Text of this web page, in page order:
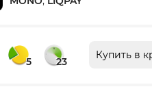
5 23
Купить в